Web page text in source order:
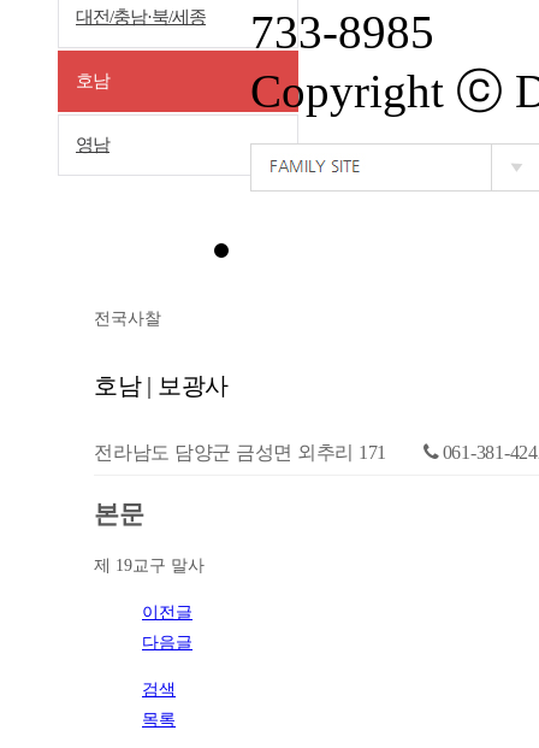
대전/충남·북/세종
호남
영남
전국사찰
호남 | 보광사
전라남도 담양군 금성면 외추리 171 061-381-
본문
제 19교구 말사
이전글
다음글
검색
목록
733-8985
Copyright ⓒ